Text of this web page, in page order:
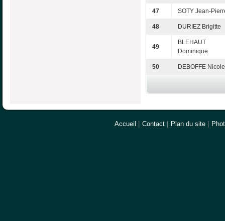
47 SOTY Jean-
48 DURIEZ Brigitte
49
BLEHAUT
Dominique
50 DEBOFFE Nicole
Accueil Contact Plan du site